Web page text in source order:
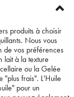
produits à choisir
Nous vous
de vos préférences
lait à la texture
ou la Gelée
"plus frais". L'Huile
pour un